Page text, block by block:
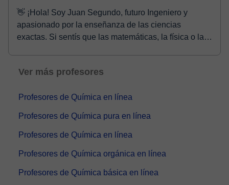
👋 ¡Hola! Soy Juan Segundo, futuro Ingeniero y
apasionado por la enseñanza de las ciencias
exactas. Si sentís que las matemáticas, la física o la
Ver más profesores
Profesores de Química en línea
Profesores de Química pura en línea
Profesores de Química en línea
Profesores de Química orgánica en línea
Profesores de Química básica en línea